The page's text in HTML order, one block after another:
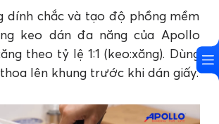
dính chắc và tạo độ phồng mềm
keo dán đa năng của Apollo
theo tỷ lệ 1:1 (keo:xăng). Dùng
lên khung trước khi dán giấy.